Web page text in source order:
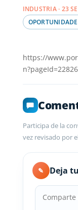
INDUSTRIA · 23
https://
Participa de la
vez revisado por
✎ Deja